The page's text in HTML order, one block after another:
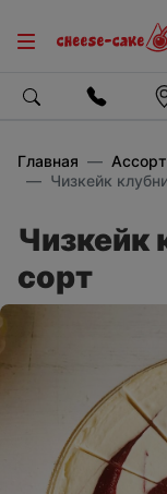
Главная
Чизкейк
Чизкейк
сорт